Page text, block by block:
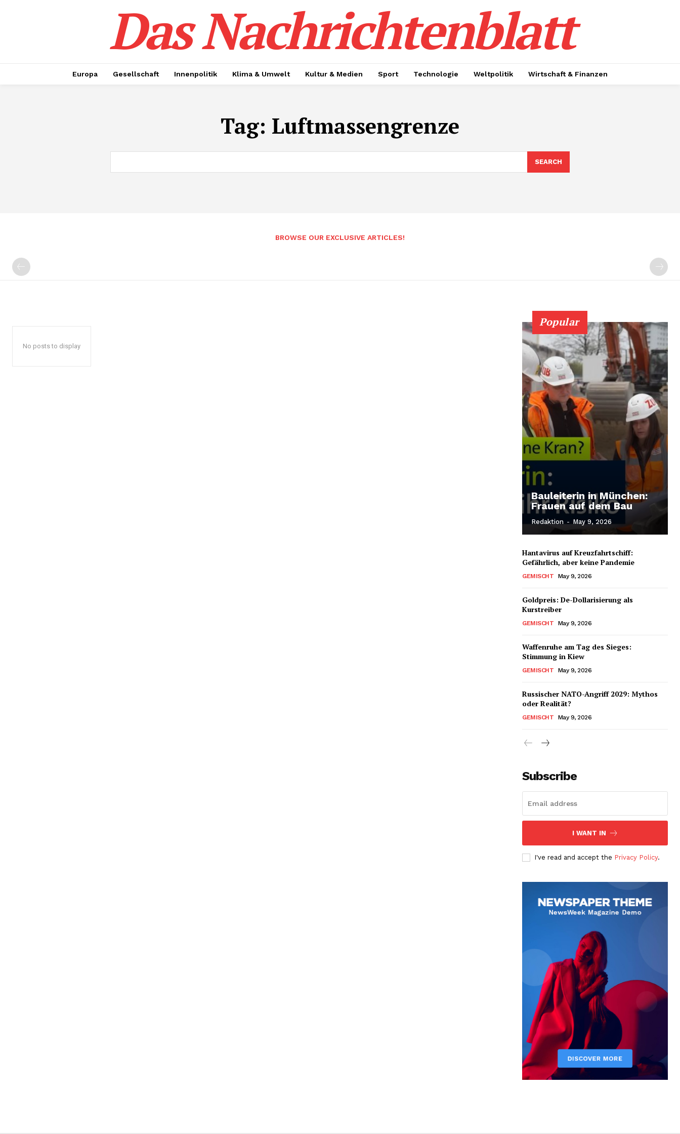
Das Nachrichtenblatt
Europa Gesellschaft Innenpolitik Klima & Umwelt Kultur & Medien Sport Technologie Weltpolitik Wirtschaft & Finanzen
Tag: Luftmassengrenze
SEARCH
BROWSE OUR EXCLUSIVE ARTICLES!
No posts to display
Popular
Bauleiterin in München:
Frauen auf dem Bau
Redaktion - May 9, 2026
Hantavirus auf Kreuzfahrtschiff:
Gefährlich, aber keine Pandemie
GEMISCHT May 9, 2026
Goldpreis: De-Dollarisierung als
Kurstreiber
GEMISCHT May 9, 2026
Waffenruhe am Tag des Sieges:
Stimmung in Kiew
GEMISCHT May 9, 2026
Russischer NATO-Angriff 2029: Mythos
oder Realität?
GEMISCHT May 9, 2026
Subscribe
I WANT IN
I've read and accept the Privacy Policy.